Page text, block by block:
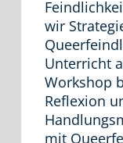
wir
Unterricht
Workshop
Reflexion
mit